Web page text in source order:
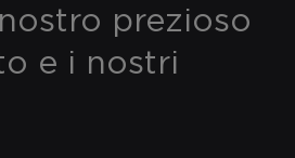
prezioso
e i nostri